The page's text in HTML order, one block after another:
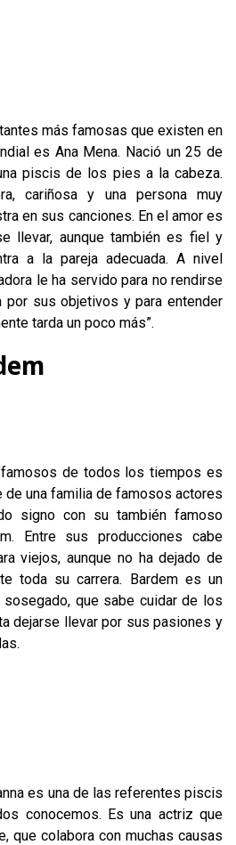
más famosas que existen en
es Ana Mena. Nació un 25 de
piscis de los pies a la cabeza.
cariñosa y una persona muy
en sus canciones. En el amor es
llevar, aunque también es fiel y
a la pareja adecuada. A nivel
le ha servido para no rendirse
por sus objetivos y para entender
tarda un poco más”.
de todos los tiempos es
de una familia de famosos actores
signo con su también famoso
Entre sus producciones cabe
viejos, aunque no ha dejado de
toda su carrera. Bardem es un
que sabe cuidar de los
dejarse llevar por sus pasiones y
es una de las referentes piscis
conocemos. Es una actriz que
que colabora con muchas causas